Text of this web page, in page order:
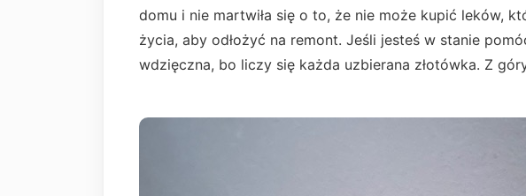
domu i nie martwiła się o to, że nie może kupić leków,
życia, aby odłożyć na remont. Jeśli jesteś w stanie
wdzięczna, bo liczy się każda uzbierana złotówka. Z